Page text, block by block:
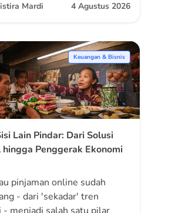
Mardi 4 Agustus 2026
Keuangan & Bisnis
Lain Pindar: Dari Solusi
hingga Penggerak Ekonomi
pinjaman online sudah
- dari 'sekadar' tren